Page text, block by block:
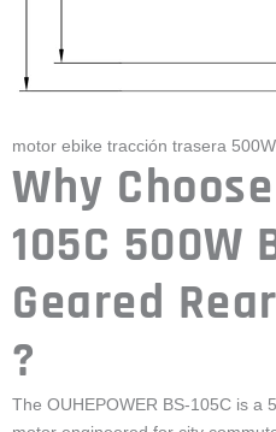
motor ebike tracción trasera 500W
Why
105C 500W
Geared
?
The OUHEPOWER BS-105C is a